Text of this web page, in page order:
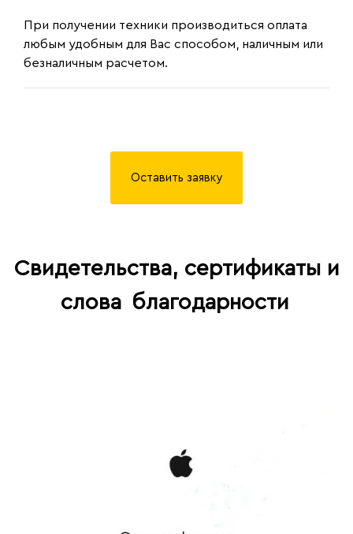
При получении техники производиться оплата
любым удобным для Вас способом, наличным или
безналичным расчетом.
Оставить заявку
Свидетельства, сертификаты и
слова благодарности